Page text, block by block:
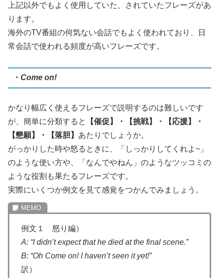
上記以外でもよく使用していた、されていたフレーズがあ
ります。
海外のTV番組の何気ない会話でもよく使われており、日
常会話で使われる頻度が高いフレーズです。
・ Come on!
かなり幅広く使えるフレーズで説明するのは難しいです
が、簡単に分類すると
【催促】・【挑戦】・【応援】・
【懇願】・【落胆】 あたりでしょうか。
がっかりした時や怒るときに、「しっかりしてくれよ~」
のような使い方や、「なんでやねん」のようなツッコミの
ような役割も果たるフレーズです。
実際にいくつか例文を見て感覚をつかんでみましょう。
例文１ 怒り編）
A: “I didn’t expect that he died at the final scene.”
B: “Oh Come on! I haven’t seen it yet!”
訳）